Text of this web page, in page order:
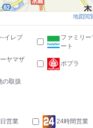
地図閲
-イレブ
ファミリー
ート
ヤマザ
ポプラ
の取扱
営業 24時間営業